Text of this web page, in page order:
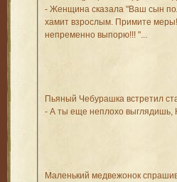
- Женщина сказала "Ваш сын
хамит взрослым. Примите
непременно выпорю!!! "...
Пьяный Чебурашка встретил
- А ты еще неплохо выглядишь,
Маленький медвежонок